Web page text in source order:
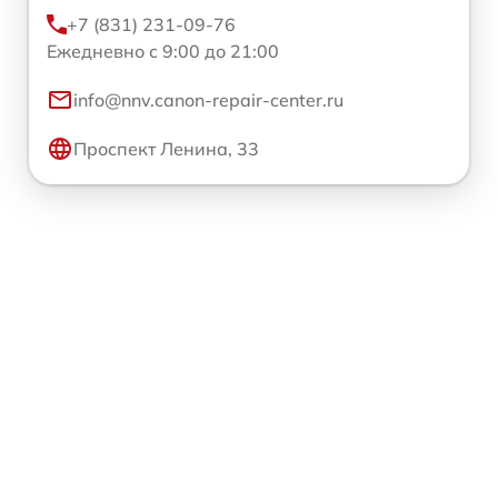
+7 (831) 231-09-76
Ежедневно с 9:00 до 21:00
info@nnv.canon-repair-center.ru
Проспект Ленина, 33